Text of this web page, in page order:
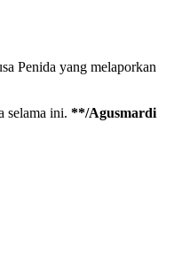
Penida yang melaporkan
selama ini. **/Agusmardi